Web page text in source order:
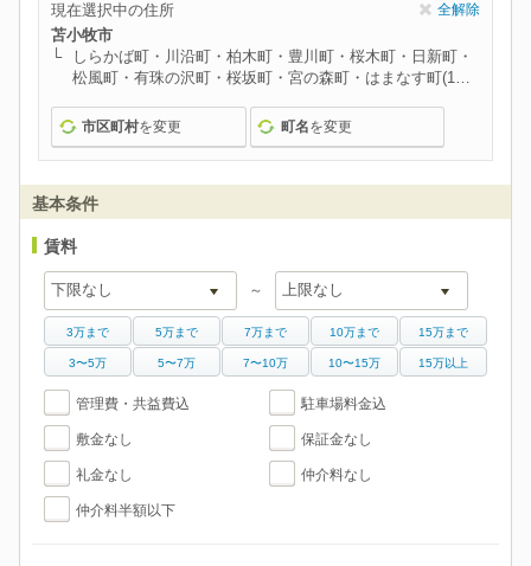
現在選択中の住所 全解除
苫小牧市
しらかば町・川沿町・柏木町・豊川町・桜木町・日新町・
松風町・有珠の沢町・桜坂町・宮の森町・はまなす町(1丁
町・澄川町・はまなす町(2丁目)
市区町村を変更 町名を変更
基本条件
賃料
～
3万まで 5万まで 7万まで 10万まで 15万まで
3〜5万 5〜7万 7〜10万 10〜15万 15万以上
管理費・共益費込 駐車場料金込
敷金なし 保証金なし
礼金なし 仲介料なし
仲介料半額以下